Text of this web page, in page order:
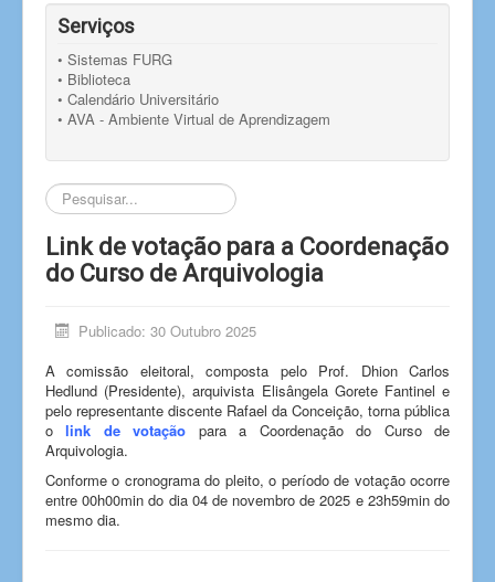
Serviços
• Sistemas FURG
• Biblioteca
• Calendário Universitário
• AVA - Ambiente Virtual de Aprendizagem
Pesquisar...
Link de votação para a Coordenação
do Curso de Arquivologia
Publicado: 30 Outubro 2025
A comissão eleitoral, composta pelo Prof. DhionCarlos
Hedlund (Presidente), arquivista Elisângela Gorete Fantinel e
pelo representante discente Rafael da Conceição, torna pública
olink de votação para a Coordenação do Curso de
Arquivologia.
Conforme o cronograma do pleito, o período de votação ocorre
entre 00h00min do dia 04 de novembro de 2025 e 23h59min do
mesmo dia.